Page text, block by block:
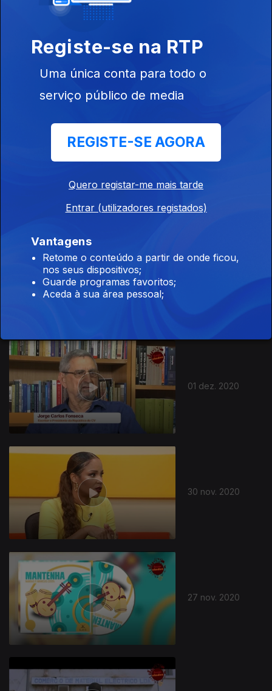
04 dez. 2020
01 dez. 2020
30 nov. 2020
27 nov. 2020
Registe-se na RTP
Uma única conta para todo o
serviço público de media
REGISTE-SE AGORA
Quero registar-me mais tarde
Entrar (utilizadores registados)
Vantagens
Retome o conteúdo a partir de onde ficou,
nos seus dispositivos;
Guarde programas favoritos;
Aceda à sua área pessoal;